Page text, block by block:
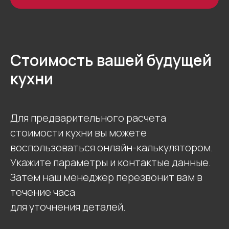
Стоимость вашей будущей
кухни
Для предварительного расчета
стоимости кухни вы можете
воспользоваться онлайн-калькулятором.
Укажите параметры и контактые данные.
Затем наш менеджер перезвонит вам в
течение часа
для уточнения деталей.